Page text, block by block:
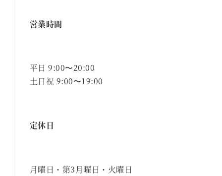
営業時間
平日 9:00〜20:00
土日祝 9:00〜19:00
定休日
月曜日・第3月曜日・火曜日